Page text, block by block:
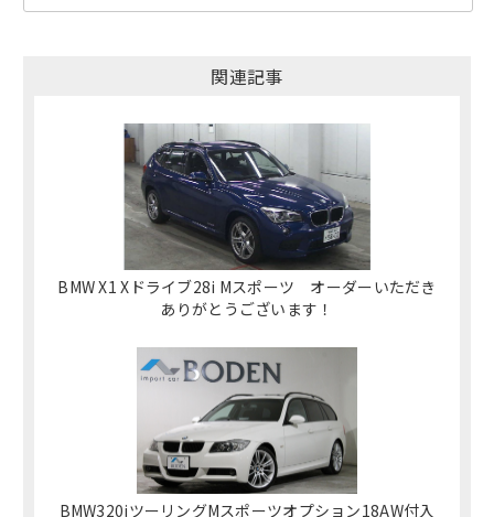
関連記事
BMW X1 Xドライブ28i Mスポーツ オーダーいただき
ありがとうございます！
BMW320iツーリングMスポーツオプション18AW付入